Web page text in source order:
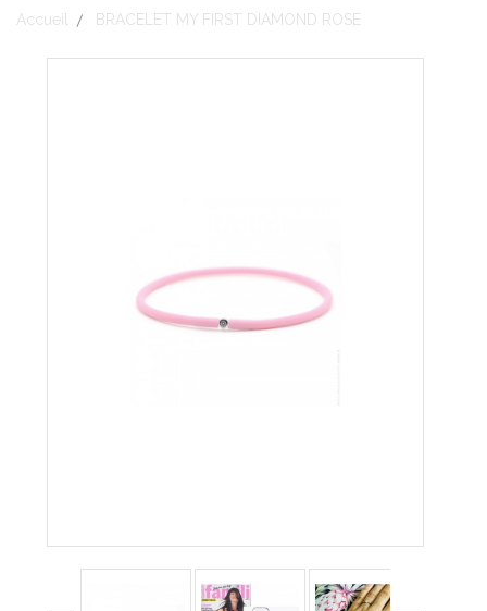
Accueil BRACELET MY FIRST DIAMOND ROSE